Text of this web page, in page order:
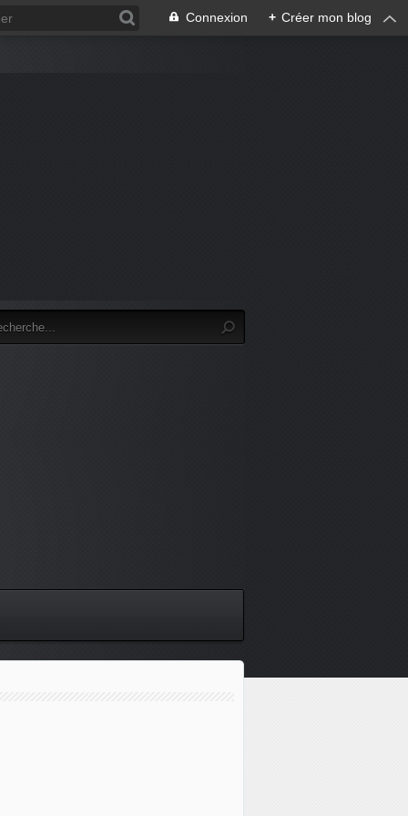
Connexion + Créer mon blog